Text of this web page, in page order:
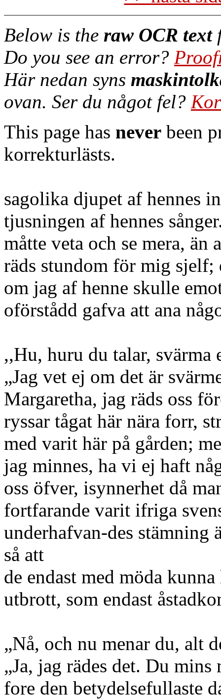
Below is the raw OCR text
Do you see an error?
Här nedan syns
ovan. Ser du något fel?
This page has never been
korrekturlästs.
sagolika djupet af hennes
tjusningen af hennes
måtte veta och se mera, än
räds stundom för mig
om jag af henne skulle
oförstådd gafva att ana
,,Hu, huru du talar, svärma
„Jag vet ej om det är
Margaretha, jag räds oss
ryssar tågat här nära forr,
med varit här på gården;
jag minnes, ha vi ej haft
oss öfver, isynnerhet då
fortfarande varit ifriga
underhafvan-des stämning
så att
de endast med möda
utbrott, som endast
„Nå, och nu menar du, alt
„Ja, jag rädes det. Du
fore den betydelsefullaste